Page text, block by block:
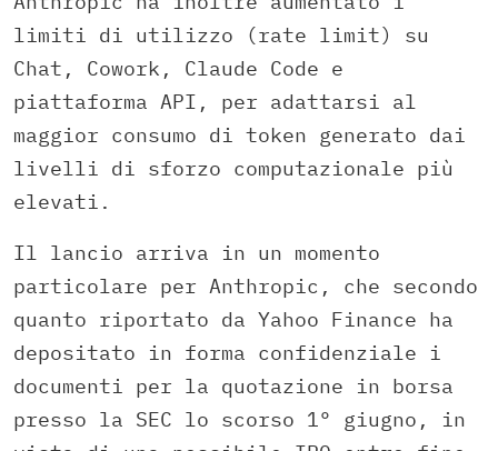
limiti di utilizzo (rate limit) su
Chat, Cowork, Claude Code e
piattaforma API, per adattarsi al
maggior consumo di token generato dai
livelli di sforzo computazionale più
elevati.
Il lancio arriva in un momento
particolare per Anthropic, che secondo
quanto riportato da Yahoo Finance ha
depositato in forma confidenziale i
documenti per la quotazione in borsa
presso la SEC lo scorso 1° giugno, in